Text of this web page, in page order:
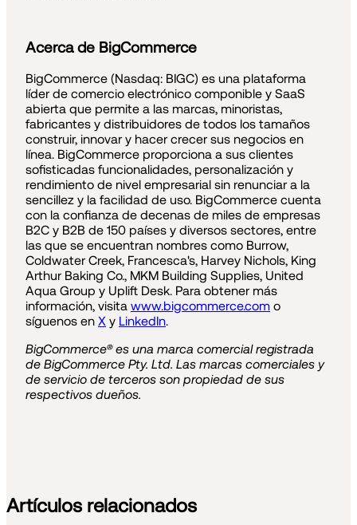
Acerca de BigCommerce
BigCommerce (Nasdaq: BIGC) es una plataforma
líder de comercio electrónico componible y SaaS
abierta que permite a las marcas, minoristas,
fabricantes y distribuidores de todos los tamaños
construir, innovar y hacer crecer sus negocios en
línea. BigCommerce proporciona a sus clientes
sofisticadas funcionalidades, personalización y
rendimiento de nivel empresarial sin renunciar a la
sencillez y la facilidad de uso. BigCommerce cuenta
con la confianza de decenas de miles de empresas
B2C y B2B de 150 países y diversos sectores, entre
las que se encuentran nombres como Burrow,
Coldwater Creek, Francesca's, Harvey Nichols, King
Arthur Baking Co., MKM Building Supplies, United
Aqua Group y Uplift Desk. Para obtener más
información, visita www.bigcommerce.com o
síguenos en X y LinkedIn.
BigCommerce® es una marca comercial registrada
de BigCommerce Pty. Ltd. Las marcas comerciales y
de servicio de terceros son propiedad de sus
respectivos dueños.
Artículos relacionados